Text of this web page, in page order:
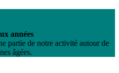
années
partie de notre activité autour de
âgées.